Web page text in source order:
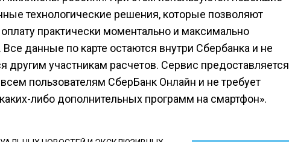
технологические решения, которые позволяют
практически моментально и максимально
Все данные по карте остаются внутри Сбербанка и не
другим участникам расчетов. Cервис предоставляется
пользователям СберБанк Онлайн и не требует
либо дополнительных программ на смартфон».